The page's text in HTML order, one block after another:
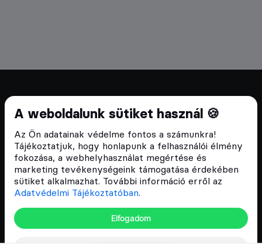
A weboldalunk sütiket használ 🍪
Az Ön adatainak védelme fontos a számunkra!
Tájékoztatjuk, hogy honlapunk a felhasználói élmény
fokozása, a webhelyhasználat megértése és
marketing tevékenységeink támogatása érdekében
sütiket alkalmazhat. További információ erről az
Adatvédelmi Tájékoztatóban.
Elfogadom
Cryptofalka 2018 óta
Szívünkön viseljük a blokklánc technológia
népszerűsítését Magyarországon, ezért 2018 óta a
Cryptofalka célja, hogy biztosítsa a hazai közösség
és vállalatok digitális oktatását és fejlődését.
Oldalak